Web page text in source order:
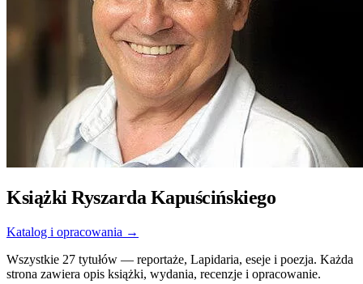
Książki Ryszarda Kapuścińskiego
Katalog i opracowania →
Wszystkie 27 tytułów — reportaże, Lapidaria, eseje i poezja. Każda
strona zawiera opis książki, wydania, recenzje i opracowanie.